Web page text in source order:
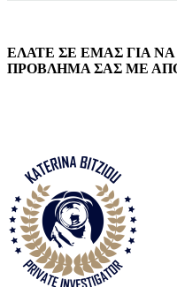
ΕΛΑΤΕ ΣΕ ΕΜΑΣ ΓΙΑ
ΠΡΟΒΛΗΜΑ ΣΑΣ ΜΕ